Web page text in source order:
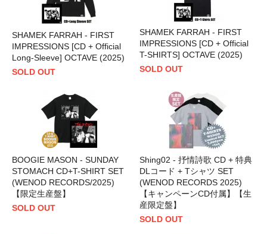
SHAMEK FARRAH - FIRST
IMPRESSIONS [CD + Official
Long-Sleeve] OCTAVE (2025)
SOLD OUT
SHAMEK FARRAH - FIRST
IMPRESSIONS [CD + Official
T-SHIRTS] OCTAVE (2025)
SOLD OUT
BOOGIE MASON - SUNDAY
STOMACH CD+T-SHIRT SET
(WENOD RECORDS/2025)
【限定生産盤】
SOLD OUT
Shing02 - 抒情詩歌 CD + 特典
DLコード + Tシャツ SET
(WENOD RECORDS 2025)
【キャンペーンCD付属】【生
産限定盤】
SOLD OUT